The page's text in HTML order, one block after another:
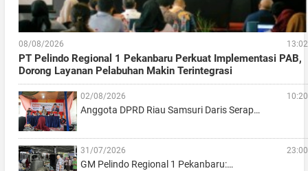
08/08/2026 13:02
PT Pelindo Regional 1 Pekanbaru Perkuat Implementasi PAB,
Dorong Layanan Pelabuhan Makin Terintegrasi
02/08/2026 10:20
Anggota DPRD Riau Samsuri Daris Serap…
31/07/2026 23:00
GM Pelindo Regional 1 Pekanbaru:…